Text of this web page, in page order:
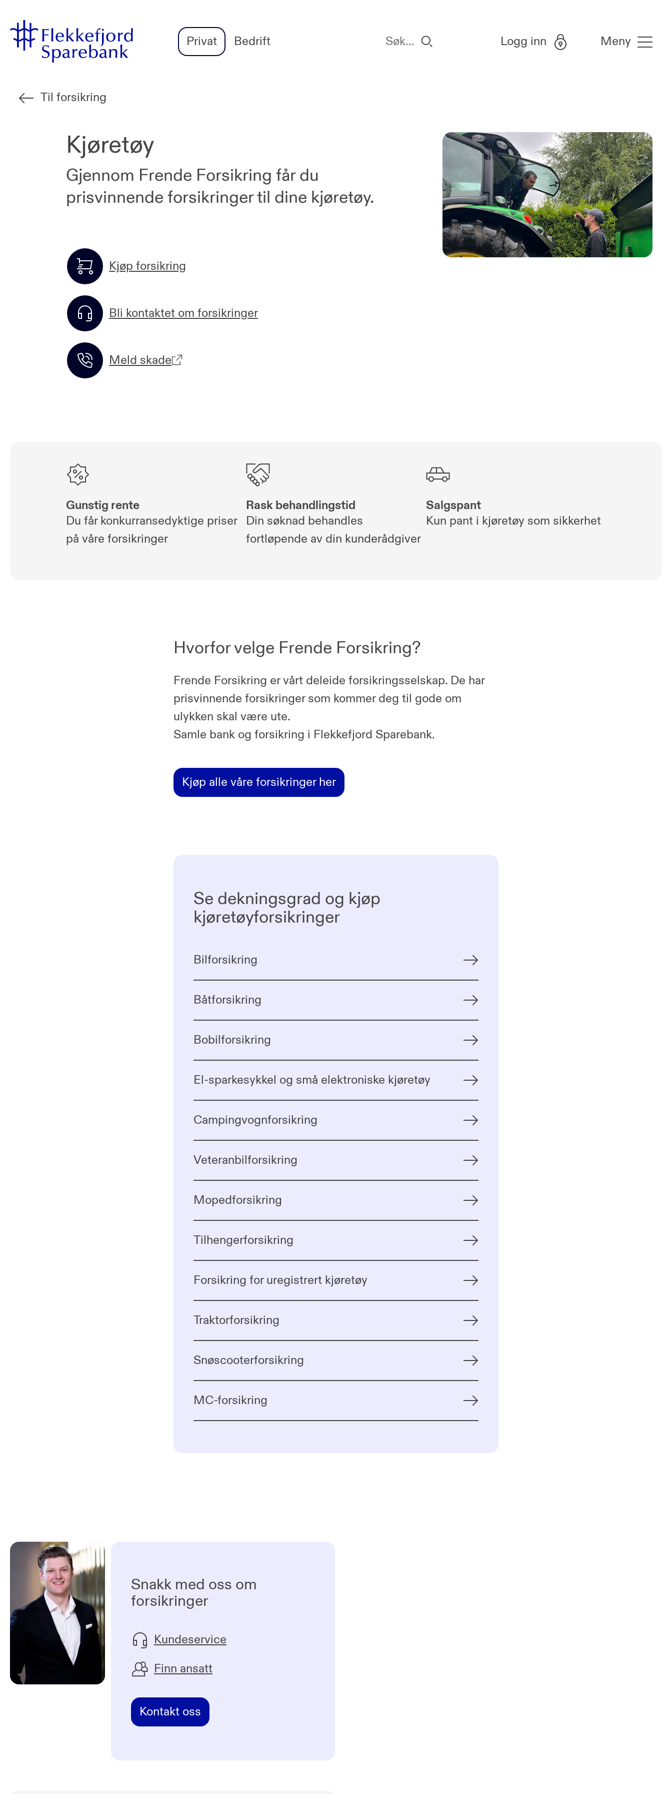
Sparebank
Privat
Bedrift Logg inn Meny
Til forsikring
Kjøretøy
Gjennom Frende Forsikring får du
prisvinnende forsikringer til dine kjøretøy.
Kjøp forsikring
Bli kontaktet om forsikringer
Meld skade
Gunstig rente
Du får konkurransedyktige priser
på våre forsikringer
Rask behandlingstid
Din søknad behandles
fortløpende av din kunderådgiver
Salgspant
Kun pant i kjøretøy som sikkerhet
Hvorfor velge Frende Forsikring?
Frende Forsikring er vårt deleide forsikringsselskap. De har
prisvinnende forsikringer som kommer deg til gode om
ulykken skal være ute.
Samle bank og forsikring i Flekkefjord Sparebank.
Kjøp alle våre forsikringer her
Se dekningsgrad og kjøp
kjøretøyforsikringer
Bilforsikring
Båtforsikring
Bobilforsikring
El-sparkesykkel og små elektroniske kjøretøy
Campingvognforsikring
Veteranbilforsikring
Mopedforsikring
Tilhengerforsikring
Forsikring for uregistrert kjøretøy
Traktorforsikring
Snøscooterforsikring
MC-forsikring
Snakk med oss om
forsikringer
Kundeservice
Finn ansatt
Kontakt oss
Miljøfyrtårn-